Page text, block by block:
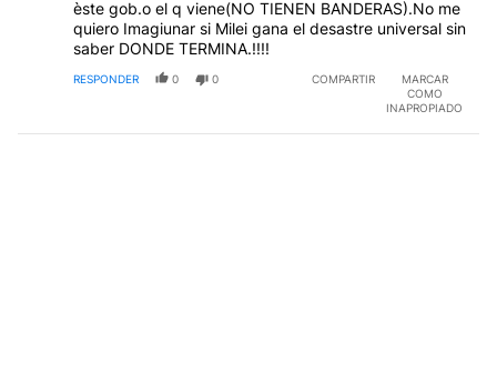
èste gob.o el q viene(NO TIENEN BANDERAS).No me
quiero Imagiunar si Milei gana el desastre universal sin
saber DONDE TERMINA.!!!!
RESPONDER 0 0 COMPARTIR
MARCAR
COMO
INAPROPIADO